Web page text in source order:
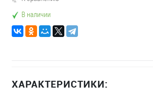
В наличии
ХАРАКТЕРИСТИКИ: